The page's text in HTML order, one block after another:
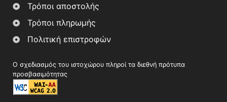
Τρόποι αποστολής
Τρόποι πληρωμής
Πολιτική επιστροφών
Ο σχεδιασμός του ιστοχώρου πληροί τα διεθνή πρότυπα
προσβασιμότητας